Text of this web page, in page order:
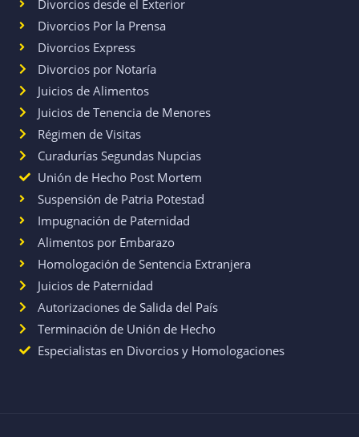
Divorcios desde el Exterior
Divorcios Por la Prensa
Divorcios Express
Divorcios por Notaría
Juicios de Alimentos
Juicios de Tenencia de Menores
Régimen de Visitas
Curadurías Segundas Nupcias
Unión de Hecho Post Mortem
Suspensión de Patria Potestad
Impugnación de Paternidad
Alimentos por Embarazo
Homologación de Sentencia Extranjera
Juicios de Paternidad
Autorizaciones de Salida del País
Terminación de Unión de Hecho
Especialistas en Divorcios y Homologaciones